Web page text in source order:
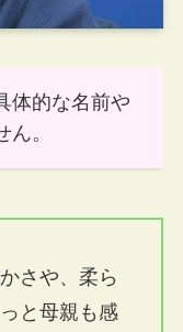
体的な名前や
。
さや、柔ら
と母親も感